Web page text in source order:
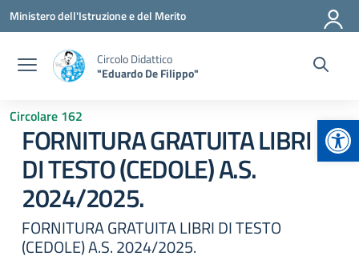
Vai ai contenuti
Vai al menu di navigazione
Vai al footer
Ministero dell'Istruzione e del Merito
Circolo Didattico
"Eduardo De Filippo"
Circolare 162
FORNITURA GRATUITA LIBRI
DI TESTO (CEDOLE) A.S.
2024/2025.
FORNITURA GRATUITA LIBRI DI TESTO
(CEDOLE) A.S. 2024/2025.